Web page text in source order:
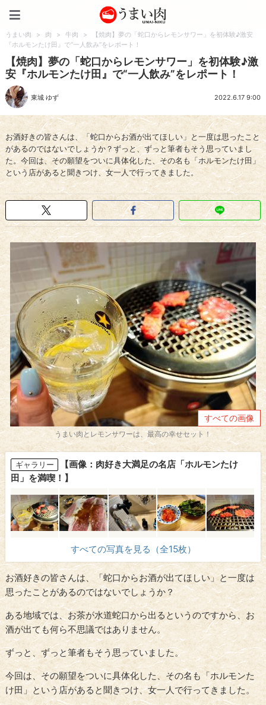
うまい肉 > 肉 > 牛肉 >
【焼肉】夢の「蛇口からレモンサワー」を初体験♪激安
『ホルモンたけ田』で“一人飲み”をレポート！
【焼肉】夢の「蛇口からレモンサワー」を初体験♪激
安『ホルモンたけ田』で“一人飲み”をレポート！
東城 ゆず 2022.6.17 9:00
お酒好きの皆さんは、「蛇口からお酒が出てほしい」と一度は思ったこと
があるのではないでしょうか？ずっと、ずっと筆者もそう思っていまし
た。今回は、その願望をついに具体化した、その名も「ホルモンたけ田」
という店があると聞きつけ、女一人で行ってきました。
すべての画像
うまい肉とレモンサワーは、最高の幸せセット！
ギャラリー
【画像：肉好き大満足の名店「ホルモンたけ
田」を満喫！】
すべての写真を見る（全15枚）
お酒好きの皆さんは、「蛇口からお酒が出てほしい」と一度は
思ったことがあるのではないでしょうか？
ある地域では、お茶が水道蛇口から出るというのですから、お
酒が出ても何ら不思議ではありません。
ずっと、ずっと筆者もそう思っていました。
今回は、その願望をついに具体化した、その名も「ホルモンた
け田」という店があると聞きつけ、女一人で行ってきました。